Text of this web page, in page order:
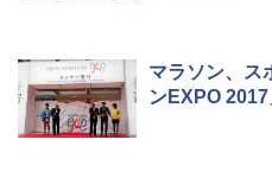
マラソン、ス
ンEXPO